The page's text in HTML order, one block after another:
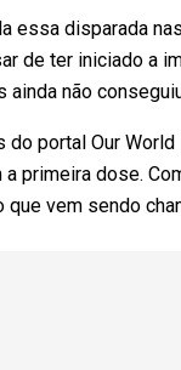
essa disparada
de ter iniciado a
ainda não
do portal Our
a primeira dose.
que vem sendo